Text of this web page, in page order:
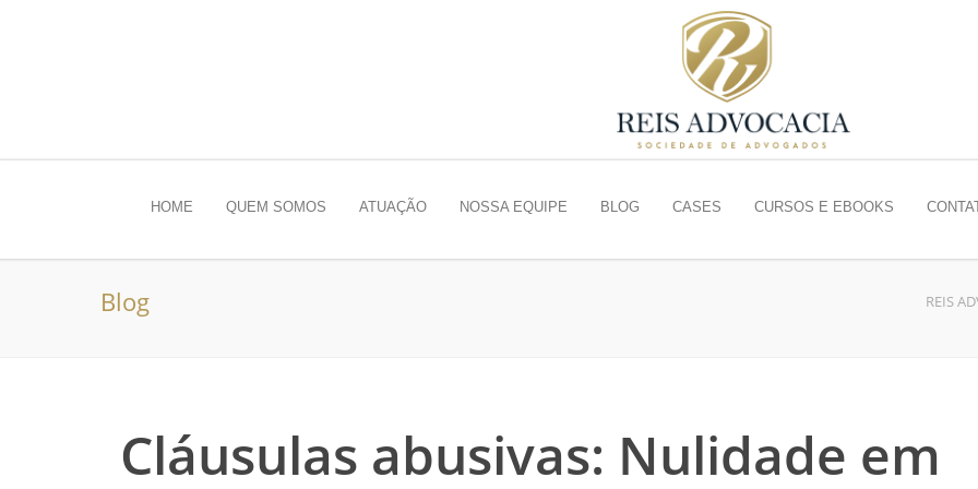
HOME QUEM SOMOS ATUAÇÃO NOSSA EQUIPE BLOG CASES CURSOS E EBOOKS
Blog REIS
Cláusulas abusivas: Nulidade em